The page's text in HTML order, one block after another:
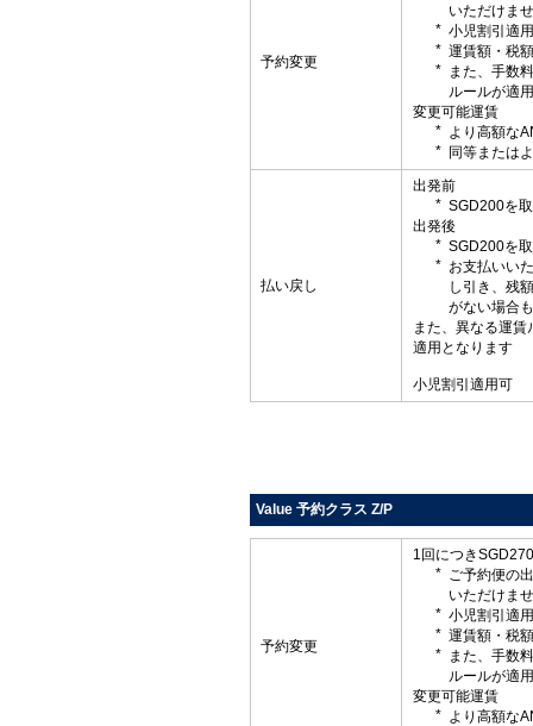
予約変更
いただけま
小児割引適
運賃額・税
また、手数
ルールが適
変更可能運賃
より高額な
同等または
払い戻し
出発前
SGD200を
出発後
SGD200を
お支払いい
し引き、残
がない場合
また、異なる運
適用となります
小児割引適用可
Value 予約クラス Z/P
予約変更
1回につき
ご予約便の
いただけま
小児割引適
運賃額・税
また、手数
ルールが適
変更可能運賃
より高額な